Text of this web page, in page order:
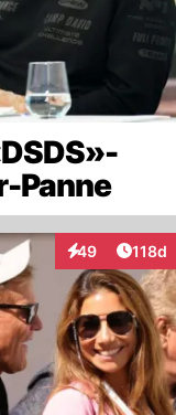
Panne
49
Interaktionen
118d